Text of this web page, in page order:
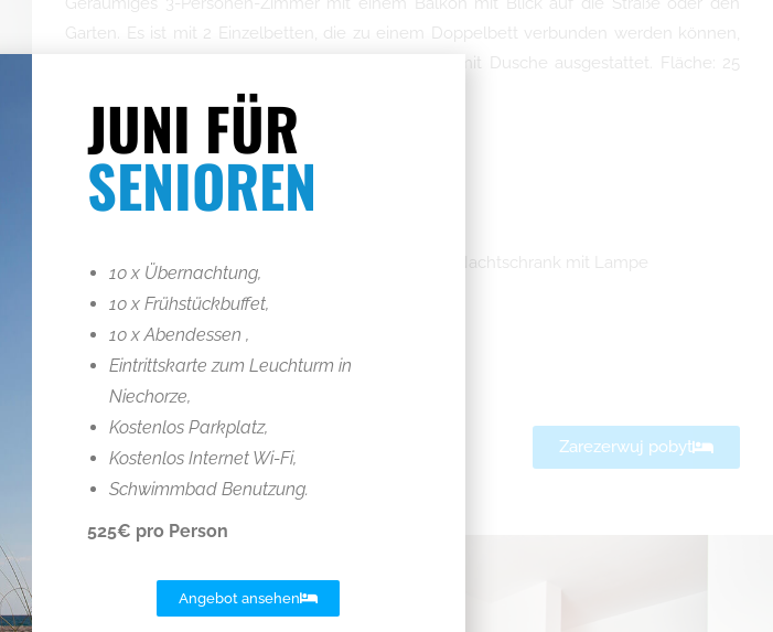
Garten. Es ist mit 2 Einzelbetten, die zu einem Doppelbett verbunden werden können,
einem Einzelsofa, einem Telefon und einem Bad mit Dusche ausgestattet. Fläche: 25
Flachbildfernseher
Telefon im Zimmer
Tisch, Schreibtisch, Kleiderschränke, Nachtschrank mit Lampe
Badezimmer mit Dusche, Handtücher
Internet im Zimmer
Zarezerwuj pobyt
JUNI FÜR
SENIOREN
10 x Übernachtung,
10 x Frühstückbuffet,
10 x Abendessen ,
Eintrittskarte zum Leuchturm in
Niechorze,
Kostenlos Parkplatz,
Kostenlos Internet Wi-Fi,
Schwimmbad Benutzung.
525€ pro Person
Angebot ansehen